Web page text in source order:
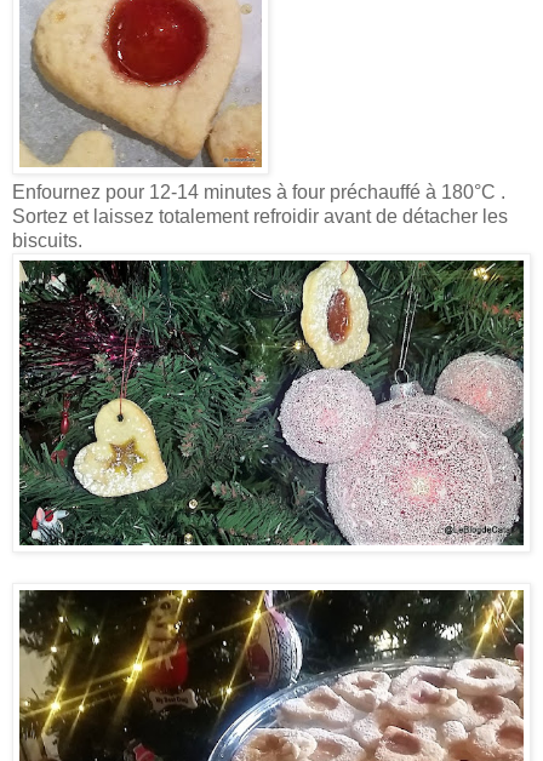
Enfournez pour 12-14 minutes à four préchauffé à 180°C .
Sortez et laissez totalement refroidir avant de détacher les
biscuits.